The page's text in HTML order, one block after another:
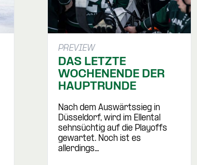
PREVIEW
DAS LETZTE
WOCHENENDE DER
HAUPTRUNDE
Nach dem Auswärtssieg in
Düsseldorf, wird im Ellental
sehnsüchtig auf die Playoffs
gewartet. Noch ist es
allerdings…